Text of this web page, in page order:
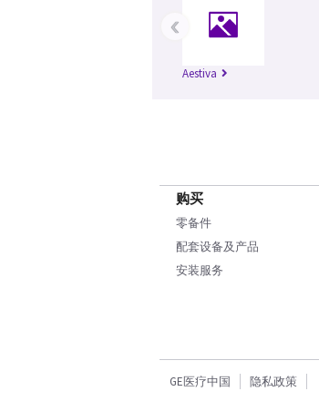
Aestiva
‹
购买
零备件
配套设备及产品
安装服务
GE医疗中国 隐私政策